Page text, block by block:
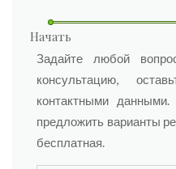
Начать
ФИО
Задайте любой
консультацию,
контактными
предложить варианты
бесплатная.